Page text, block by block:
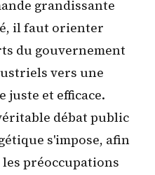
grandissante
il faut orienter
du gouvernement
vers une
et efficace.
débat public
s'impose, afin
préoccupations